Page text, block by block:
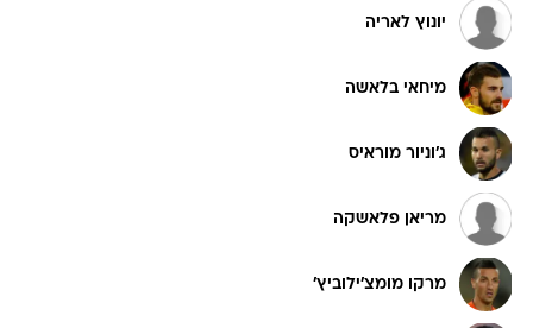
יונוץ לאריה
מיחאי בלאשה
ג'וניור מוראיס
מריאן פלאשקה
מרקו מומצ'ילוביץ'